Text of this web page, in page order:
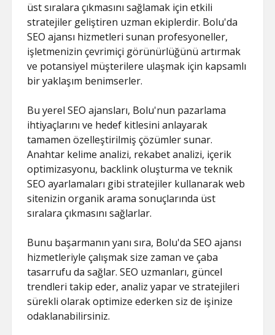
üst sıralara çıkmasını sağlamak için etkili
stratejiler geliştiren uzman ekiplerdir. Bolu'da
SEO ajansı hizmetleri sunan profesyoneller,
işletmenizin çevrimiçi görünürlüğünü artırmak
ve potansiyel müşterilere ulaşmak için kapsamlı
bir yaklaşım benimserler.
Bu yerel SEO ajansları, Bolu'nun pazarlama
ihtiyaçlarını ve hedef kitlesini anlayarak
tamamen özelleştirilmiş çözümler sunar.
Anahtar kelime analizi, rekabet analizi, içerik
optimizasyonu, backlink oluşturma ve teknik
SEO ayarlamaları gibi stratejiler kullanarak web
sitenizin organik arama sonuçlarında üst
sıralara çıkmasını sağlarlar.
Bunu başarmanın yanı sıra, Bolu'da SEO ajansı
hizmetleriyle çalışmak size zaman ve çaba
tasarrufu da sağlar. SEO uzmanları, güncel
trendleri takip eder, analiz yapar ve stratejileri
sürekli olarak optimize ederken siz de işinize
odaklanabilirsiniz.